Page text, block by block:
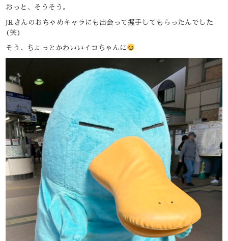
おっと、そうそう。
JRさんのおちゃめキャラにも出会って握手してもらったんでした
(笑)
そう、ちょっとかわいいイコちゃんに